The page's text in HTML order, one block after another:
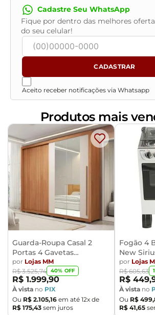
Cadastre Seu WhatsApp
Fique por dentro das melhores
do seu celular!
CADASTRAR
Aceito receber notificações via Whatsapp
Produtos mais
Guarda-Roupa Casal 2
Portas 4 Gavetas
Caemmun Moviment
por Lojas MM
R$ 3.525,74 40% OFF
R$ 1.999,90
À vista no PIX
Ou R$ 2.105,16 em até 12x de
R$ 175,43 sem juros
Fogão 4
New
por Lojas
R$ 605,63
R$ 449,
À vista no
Ou R$ 499,
R$ 41,65